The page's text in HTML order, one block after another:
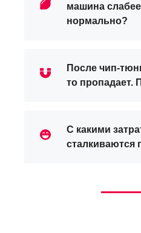
машина
нормально?
После чип-
то пропадает.
С какими
сталкиваются